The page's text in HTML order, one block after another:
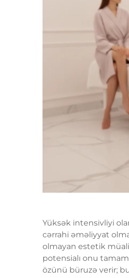
Yüksək intensivliyi
cərrahi əməliyyat
olmayan estetik
potensialı onu
özünü büruzə verir;